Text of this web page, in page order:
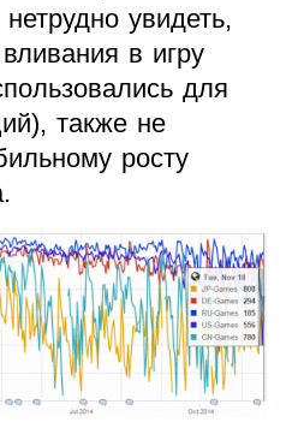
увидеть,
в игру
для
также не
росту